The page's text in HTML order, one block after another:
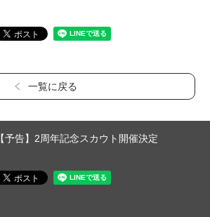
一覧に戻る
【予告】2周年記念スカウト開催決定